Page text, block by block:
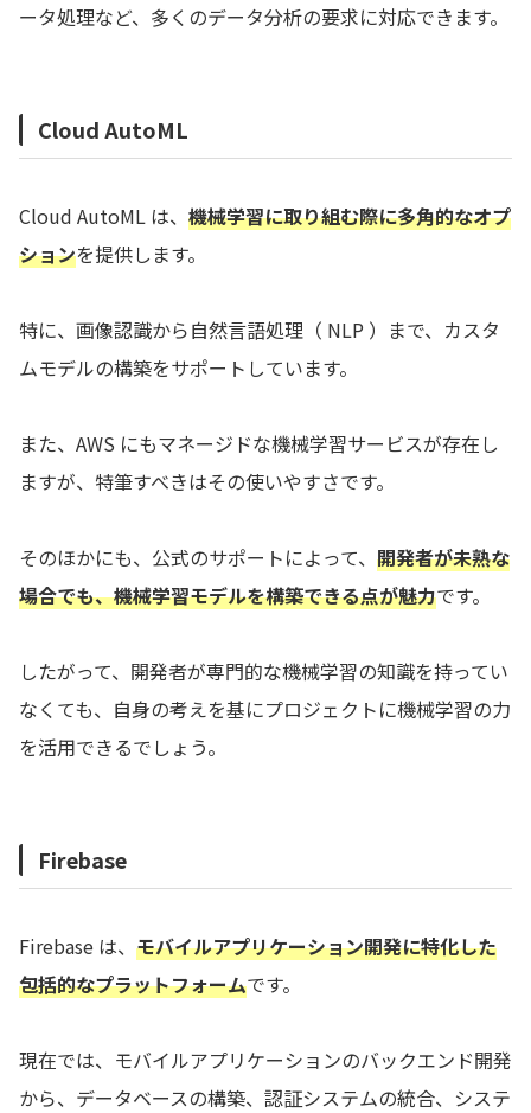
ータ処理など、多くのデータ分析の要求に対応できます。
Cloud AutoML
Cloud AutoML は、 機械学習に取り組む際に多角的なオプ
ションを提供します。
特に、画像認識から自然言語処理（ NLP ）まで、カスタ
ムモデルの構築をサポートしています。
また、AWS にもマネージドな機械学習サービスが存在し
ますが、特筆すべきはその使いやすさです。
そのほかにも、公式のサポートによって、 開発者が未熟な
場合でも、機械学習モデルを構築できる点が魅力です。
したがって、開発者が専門的な機械学習の知識を持ってい
なくても、自身の考えを基にプロジェクトに機械学習の力
を活用できるでしょう。
Firebase
Firebase は、 モバイルアプリケーション開発に特化した
包括的なプラットフォームです。
現在では、モバイルアプリケーションのバックエンド開発
から、データベースの構築、認証システムの統合、システ